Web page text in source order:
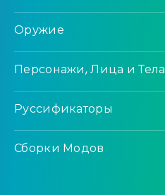
Оружие
Персонажи, Лица и Тела
Руссификаторы
Сборки Модов